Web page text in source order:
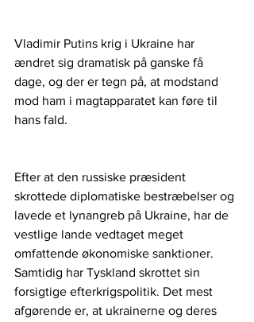
Vladimir Putins krig i Ukraine har
ændret sig dramatisk på ganske få
dage, og der er tegn på, at modstand
mod ham i magtapparatet kan føre til
hans fald.
Efter at den russiske præsident
skrottede diplomatiske bestræbelser og
lavede et lynangreb på Ukraine, har de
vestlige lande vedtaget meget
omfattende økonomiske sanktioner.
Samtidig har Tyskland skrottet sin
forsigtige efterkrigspolitik. Det mest
afgørende er, at ukrainerne og deres